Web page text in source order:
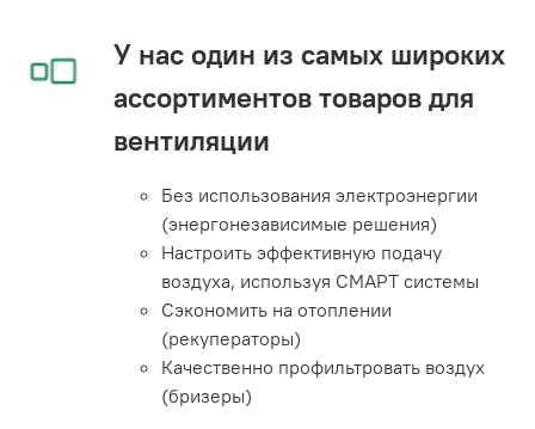
У нас один из самых широких
ассортиментов товаров для
вентиляции
Без использования электроэнергии
(энергонезависимые решения)
Настроить эффективную подачу
воздуха, используя СМАРТ системы
Сэкономить на отоплении
(рекуператоры)
Качественно профильтровать воздух
(бризеры)